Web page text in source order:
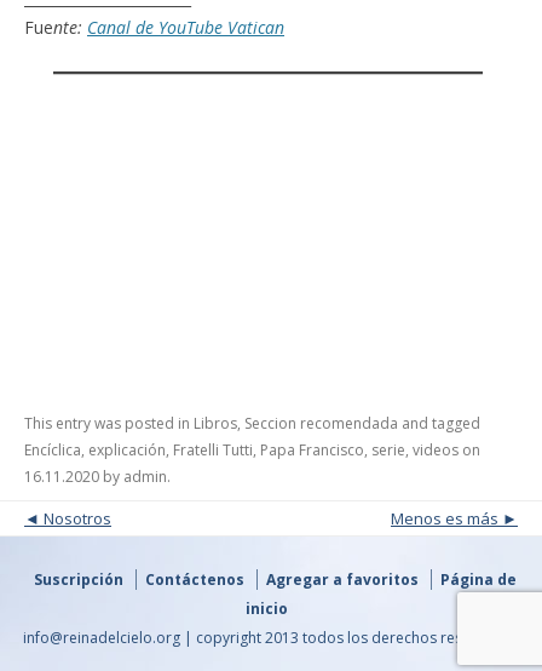
Fuente: Canal de YouTube Vatican
This entry was posted in Libros, Seccion recomendada and tagged
Encíclica, explicación, Fratelli Tutti, Papa Francisco, serie, videos on
16.11.2020 by admin.
Post navigation Menos es más
Nosotros
Suscripción Contáctenos Agregar a favoritos
Página de
inicio
info@reinadelcielo.org | copyright 2013 todos los derechos reservados